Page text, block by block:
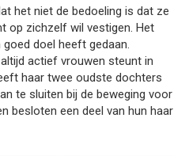
het niet de bedoeling is dat ze
op zichzelf wil vestigen. Het
doel heeft gedaan.
actief vrouwen steunt in
haar twee oudste dochters
te sluiten bij de beweging voor
besloten een deel van hun haar